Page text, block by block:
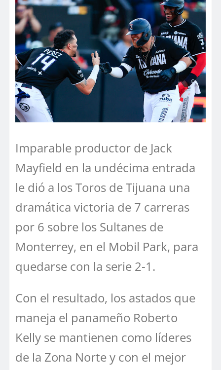
Imparable productor de Jack
Mayfield en la undécima entrada
le dió a los Toros de Tijuana una
dramática victoria de 7 carreras
por 6 sobre los Sultanes de
Monterrey, en el Mobil Park, para
quedarse con la serie 2-1.
Con el resultado, los astados que
maneja el panameño Roberto
Kelly se mantienen como líderes
de la Zona Norte y con el mejor